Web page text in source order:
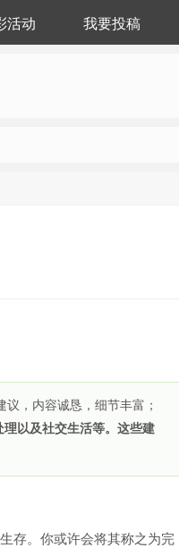
活动 我要投稿
，内容诚恳，细节丰富；
以及社交生活等。这些建
存。你或许会将其称之为完